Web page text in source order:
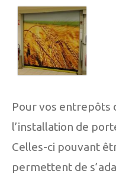
Pour vos entrepôts
l’installation de
Celles-ci pouvant
permettent de